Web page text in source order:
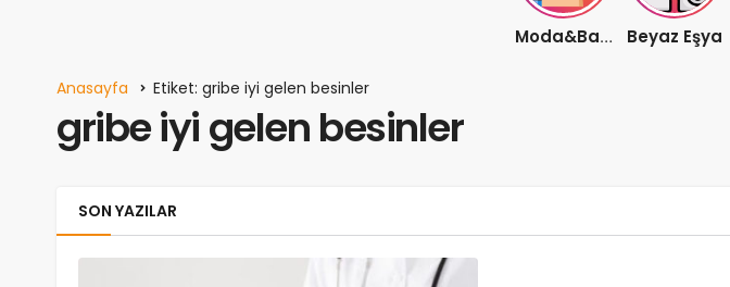
Moda&Bakım Beyaz Eşya
Anasayfa Etiket: gribe iyi gelen besinler
gribe iyi gelen besinler
SON YAZILAR